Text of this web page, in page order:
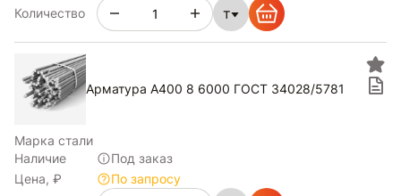
Количество
т
Арматура А400 8 6000 ГОСТ 34028/5781
Марка стали
Наличие
Под заказ
Цена, ₽
По запросу